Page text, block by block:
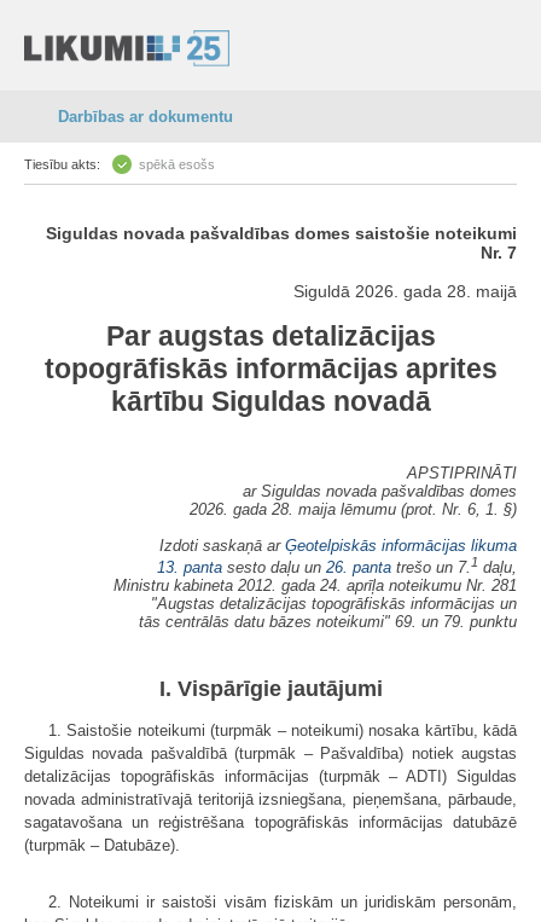
Darbības ar dokumentu
Tiesību akts: spēkā esošs
Siguldas novada pašvaldības domes saistošie noteikumi
Nr. 7
Siguldā 2026. gada 28. maijā
Par augstas detalizācijas
topogrāfiskās informācijas aprites
kārtību Siguldas novadā
APSTIPRINĀTI
ar Siguldas novada pašvaldības domes
2026. gada 28. maija lēmumu (prot. Nr. 6, 1. §)
Izdoti saskaņā ar Ģeotelpiskās informācijas likuma
13. panta sesto daļu un 26. panta trešo un 7. 1 daļu,
Ministru kabineta 2012. gada 24. aprīļa noteikumu Nr. 281
"Augstas detalizācijas topogrāfiskās informācijas un
tās centrālās datu bāzes noteikumi" 69. un 79. punktu
I. Vispārīgie jautājumi
1. Saistošie noteikumi (turpmāk – noteikumi) nosaka kārtību, kādā
Siguldas novada pašvaldībā (turpmāk – Pašvaldība) notiek augstas
detalizācijas topogrāfiskās informācijas (turpmāk – ADTI) Siguldas
novada administratīvajā teritorijā izsniegšana, pieņemšana, pārbaude,
sagatavošana un reģistrēšana topogrāfiskās informācijas datubāzē
(turpmāk – Datubāze).
2. Noteikumi ir saistoši visām fiziskām un juridiskām personām,